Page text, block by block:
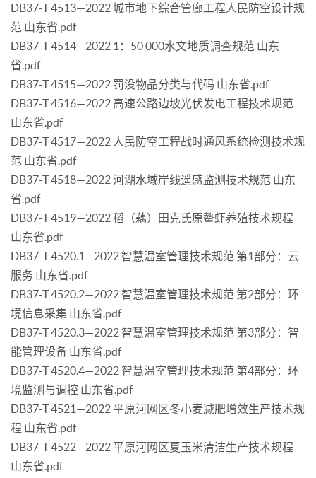
DB37-T 4513—2022 城市地下综合管廊工程人民防空设计规
范 山东省.pdf
DB37-T 4514—2022 1：50 000水文地质调查规范 山东
省.pdf
DB37-T 4515—2022 罚没物品分类与代码 山东省.pdf
DB37-T 4516—2022 高速公路边坡光伏发电工程技术规范
山东省.pdf
DB37-T 4517—2022 人民防空工程战时通风系统检测技术规
范 山东省.pdf
DB37-T 4518—2022 河湖水域岸线遥感监测技术规范 山东
省.pdf
DB37-T 4519—2022 稻（藕）田克氏原鳌虾养殖技术规程
山东省.pdf
DB37-T 4520.1—2022 智慧温室管理技术规范 第1部分：云
服务 山东省.pdf
DB37-T 4520.2—2022 智慧温室管理技术规范 第2部分：环
境信息采集 山东省.pdf
DB37-T 4520.3—2022 智慧温室管理技术规范 第3部分：智
能管理设备 山东省.pdf
DB37-T 4520.4—2022 智慧温室管理技术规范 第4部分：环
境监测与调控 山东省.pdf
DB37-T 4521—2022 平原河网区冬小麦减肥增效生产技术规
程 山东省.pdf
DB37-T 4522—2022 平原河网区夏玉米清洁生产技术规程
山东省.pdf